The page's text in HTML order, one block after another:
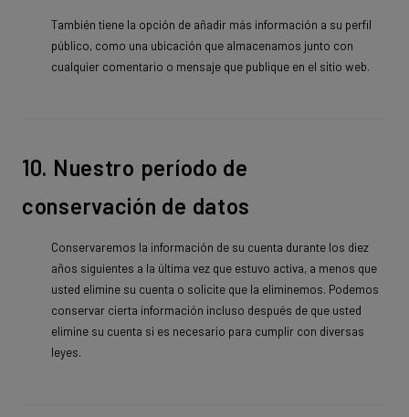
También tiene la opción de añadir más información a su perfil
público, como una ubicación que almacenamos junto con
cualquier comentario o mensaje que publique en el sitio web.
10. Nuestro período de
conservación de datos
Conservaremos la información de su cuenta durante los diez
años siguientes a la última vez que estuvo activa, a menos que
usted elimine su cuenta o solicite que la eliminemos. Podemos
conservar cierta información incluso después de que usted
elimine su cuenta si es necesario para cumplir con diversas
leyes.